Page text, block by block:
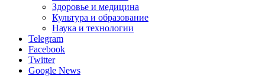
Здоровье и медицина
Культура и образование
Наука и технологии
Telegram
Facebook
Twitter
Google News